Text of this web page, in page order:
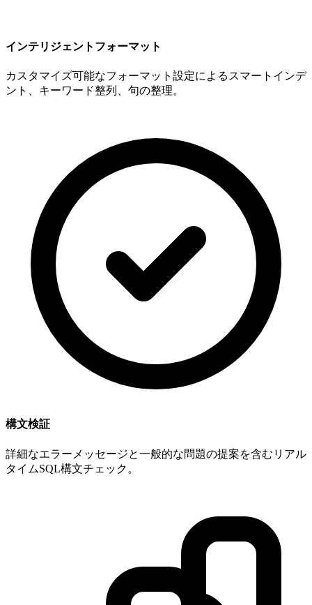
インテリジェントフォーマット
カスタマイズ可能なフォーマット設定によるスマートインデ
ント、キーワード整列、句の整理。
構文検証
詳細なエラーメッセージと一般的な問題の提案を含むリアル
タイムSQL構文チェック。